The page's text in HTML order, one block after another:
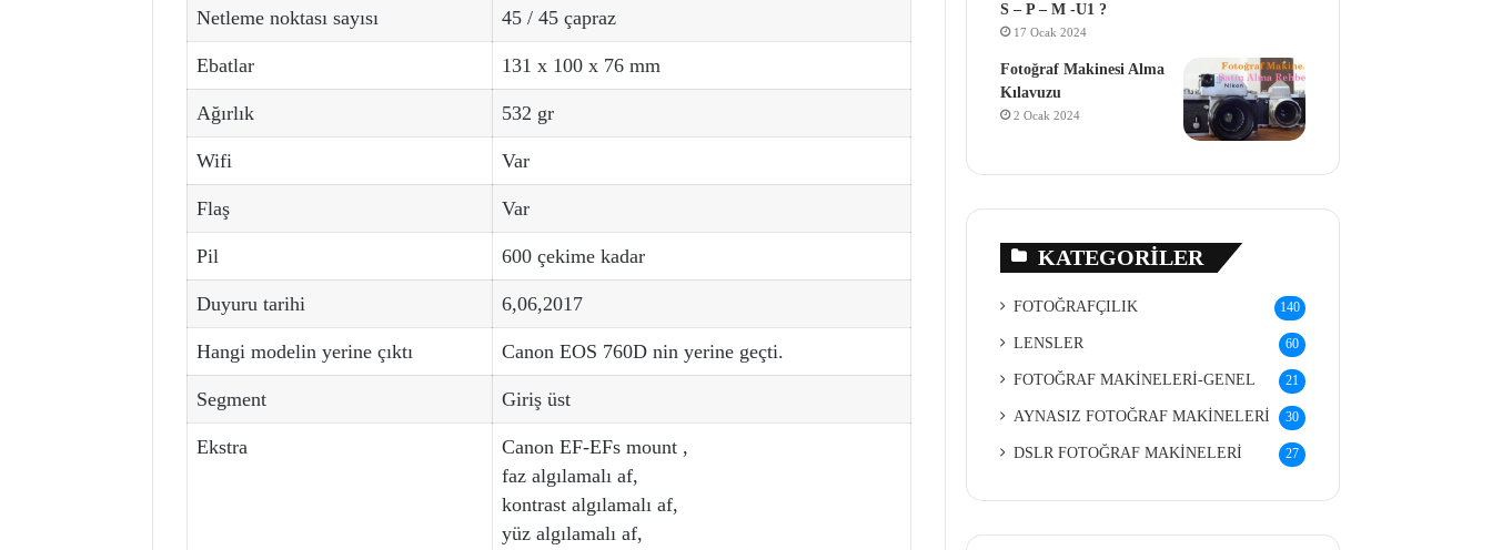
Netleme noktası sayısı 45 / 45 çapraz
Ebatlar 131 x 100 x 76 mm
Ağırlık 532 gr
Wifi Var
Flaş Var
Pil 600 çekime kadar
Duyuru tarihi 6,06,2017
Hangi modelin yerine çıktı Canon EOS 760D nin yerine geçti.
Segment Giriş üst
Ekstra
Canon EF-EFs mount ,
faz algılamalı af,
kontrast algılamalı af,
yüz algılamalı af,
S – P – M -U1 ?
17 Ocak 2024
Fotoğraf Makinesi Alma
Kılavuzu
2 Ocak 2024
KATEGORILER
FOTOĞRAFÇILIK 140
LENSLER 60
FOTOĞRAF MAKİNELERİ-GENEL 21
AYNASIZ FOTOĞRAF MAKİNELERİ 30
DSLR FOTOĞRAF MAKİNELERİ 27